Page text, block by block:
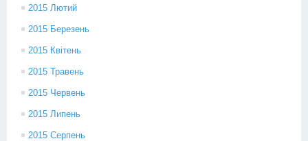
2015 Лютий
2015 Березень
2015 Квітень
2015 Травень
2015 Червень
2015 Липень
2015 Серпень